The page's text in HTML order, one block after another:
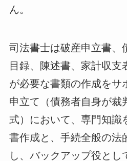
ん。
司法書士は破産申立書、
目録、陳述書、家計収支
が必要な書類の作成をサ
申立て（債務者自身が裁
式）において、専門知識
書作成と、手続全般の法
し、バックアップ役とし